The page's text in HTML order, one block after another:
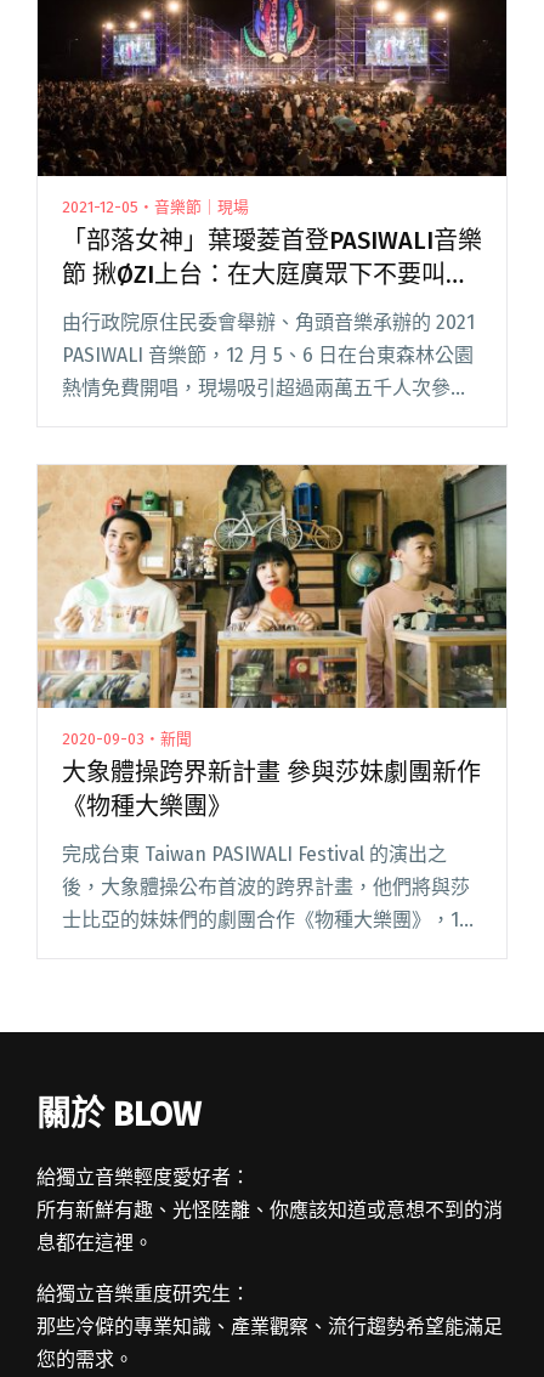
2021-12-05・音樂節｜現場
「部落女神」葉璦菱首登PASIWALI音樂
節 揪ØZI上台：在大庭廣眾下不要叫我
媽媽
由行政院原住民委會舉辦、角頭音樂承辦的 2021
PASIWALI 音樂節，12 月 5、6 日在台東森林公園
熱情免費開唱，現場吸引超過兩萬五千人次參
與，是今年本土疫情趨緩後，台東最大場次的戶
文 "「部落女神」葉璦菱首登PASIWALI音樂節 揪
ØZI上台：在大庭廣眾下不要叫我媽媽"
2020-09-03・新聞
大象體操跨界新計畫 參與莎妹劇團新作
《物種大樂團》
完成台東 Taiwan PASIWALI Festival 的演出之
後，大象體操公布首波的跨界計畫，他們將與莎
士比亞的妹妹們的劇團合作《物種大樂團》，10
月底將在國家戲劇院登場，除了創作歌曲還會擔
關於 BLOW
給獨立音樂輕度愛好者：
所有新鮮有趣、光怪陸離、你應該知道或意想不到的消
息都在這裡。
給獨立音樂重度研究生：
那些冷僻的專業知識、產業觀察、流行趨勢希望能滿足
您的需求。